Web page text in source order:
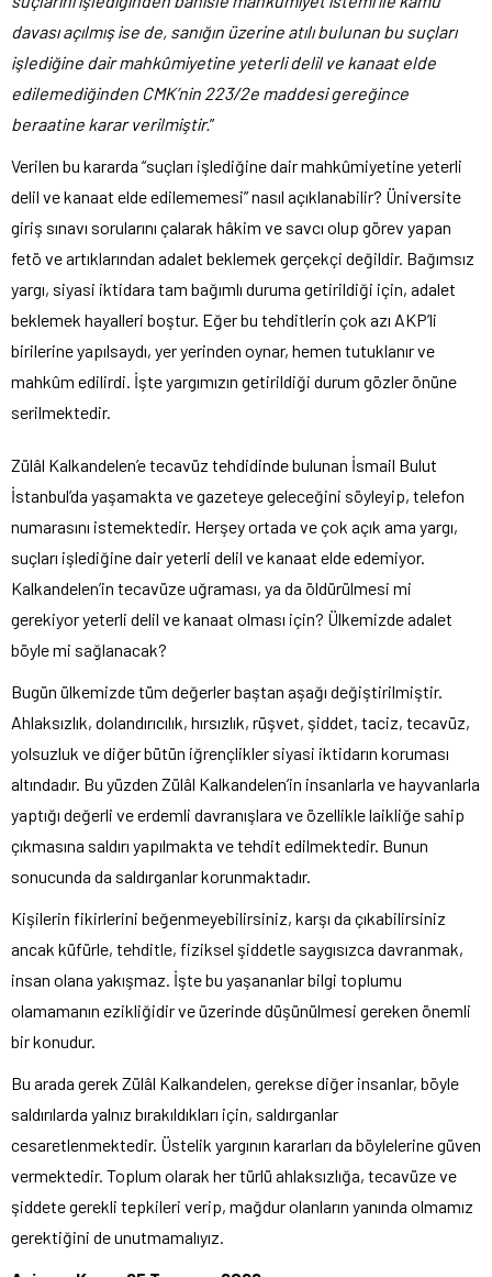
davası açılmış ise de, sanığın üzerine atılı bulunan bu suçları
işlediğine dair mahkûmiyetine yeterli delil ve kanaat elde
edilemediğinden CMK’nin 223/2e maddesi gereğince
beraatine karar verilmiştir.”
Verilen bu kararda “suçları işlediğine dair mahkûmiyetine yeterli
delil ve kanaat elde edilememesi” nasıl açıklanabilir? Üniversite
giriş sınavı sorularını çalarak hâkim ve savcı olup görev yapan
fetö ve artıklarından adalet beklemek gerçekçi değildir. Bağımsız
yargı, siyasi iktidara tam bağımlı duruma getirildiği için, adalet
beklemek hayalleri boştur. Eğer bu tehditlerin çok azı AKP’li
birilerine yapılsaydı, yer yerinden oynar, hemen tutuklanır ve
mahkûm edilirdi. İşte yargımızın getirildiği durum gözler önüne
serilmektedir.
Zülâl Kalkandelen’e tecavüz tehdidinde bulunan İsmail Bulut
İstanbul’da yaşamakta ve gazeteye geleceğini söyleyip, telefon
numarasını istemektedir. Herşey ortada ve çok açık ama yargı,
suçları işlediğine dair yeterli delil ve kanaat elde edemiyor.
Kalkandelen’in tecavüze uğraması, ya da öldürülmesi mi
gerekiyor yeterli delil ve kanaat olması için? Ülkemizde adalet
böyle mi sağlanacak?
Bugün ülkemizde tüm değerler baştan aşağı değiştirilmiştir.
Ahlaksızlık, dolandırıcılık, hırsızlık, rüşvet, şiddet, taciz, tecavüz,
yolsuzluk ve diğer bütün iğrençlikler siyasi iktidarın koruması
altındadır. Bu yüzden Zülâl Kalkandelen’in insanlarla ve hayvanlarla
yaptığı değerli ve erdemli davranışlara ve özellikle laikliğe sahip
çıkmasına saldırı yapılmakta ve tehdit edilmektedir. Bunun
sonucunda da saldırganlar korunmaktadır.
Kişilerin fikirlerini beğenmeyebilirsiniz, karşı da çıkabilirsiniz
ancak küfürle, tehditle, fiziksel şiddetle saygısızca davranmak,
insan olana yakışmaz. İşte bu yaşananlar bilgi toplumu
olamamanın ezikliğidir ve üzerinde düşünülmesi gereken önemli
bir konudur.
Bu arada gerek Zülâl Kalkandelen, gerekse diğer insanlar, böyle
saldırılarda yalnız bırakıldıkları için, saldırganlar
cesaretlenmektedir. Üstelik yargının kararları da böylelerine güven
vermektedir. Toplum olarak her türlü ahlaksızlığa, tecavüze ve
şiddete gerekli tepkileri verip, mağdur olanların yanında olmamız
gerektiğini de unutmamalıyız.